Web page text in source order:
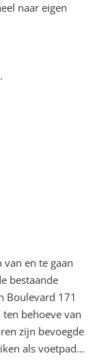
naar eigen
en te gaan
bestaande
Boulevard 171
behoeve van
zijn bevoegde
als voetpad